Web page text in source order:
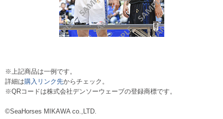
※上記商品は一例です。
詳細は購入リンク先からチェック。
※QRコードは株式会社デンソーウェーブの登録商標です。
©SeaHorses MIKAWA co.,LTD.